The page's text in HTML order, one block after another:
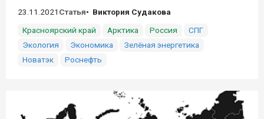
23.11.2021 Статья
Виктория Судакова
Красноярский край
Арктика Россия
СПГ
Экология
Экономика
Зелёная энергетика
Новатэк
Роснефть